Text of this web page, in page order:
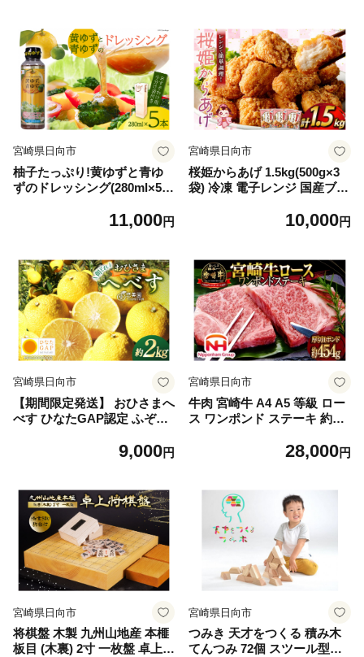
宮崎県日向市
柚子たっぷり!黄ゆずと青ゆ
ずのドレッシング(280ml×5
イシ 宮崎県 日向市 45206006
11,000円
宮崎県日向市
桜姫からあげ 1.5kg(500g×3
袋) 冷凍 電子レンジ 国産ブラ
館 宮崎県 日向市 452060798]
分け むね肉 桜色 グルタミン
酸 ビタミンＥ豊富
10,000円
宮崎県日向市
【期間限定発送】 おひさまへ
べす ひなたGAP認定 ふぞろ
県 日向市 452060723] へべす
9,000円
宮崎県日向市
牛肉 宮崎牛 A4 A5 等級 ロー
ス ワンポンド ステーキ 約45
ティング 宮崎県 日向市 4520
28,000円
宮崎県日向市
将棋盤 木製 九州山地産 本榧
板目 (木裏) 2寸 一枚盤 卓上将
宮崎県日向市
つみき 天才をつくる 積み木
てんつみ 72個 スツール型木